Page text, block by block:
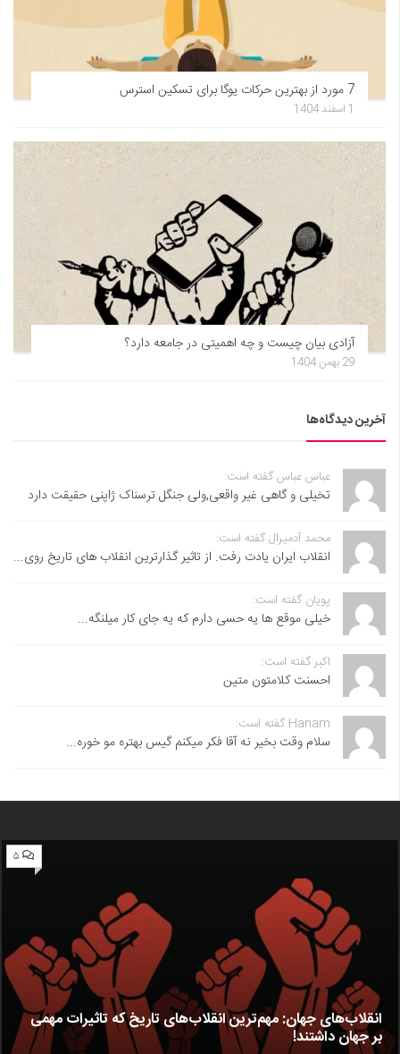
7 مورد از بهترین حرکات یوگا برای تسکین استرس
1 اسفند 1404
آزادی بیان چیست و چه اهمیتی در جامعه دارد؟
29 بهمن 1404
آخرین دیدگاه‌ها
عباس عباس گفته است:
تخیلی و گاهی غیر واقعی,ولی جنگل ترسناک ژاپنی حقیقت دارد
محمد آدمیرال گفته است:
انقلاب ایران یادت رفت. از تاثیر گذارترین انقلاب های تاریخ روی...
پویان گفته است:
خیلی موقع ها یه حسی دارم که یه جای کار میلنگه...
اکبر گفته است:
احسنت ‌کلامتون متین
Hanam گفته است:
سلام وقت بخیر نه آقا فکر میکنم گیس بهتره مو خوره...
۵
انقلاب‌های جهان: مهم‌ترین انقلاب‌های تاریخ که تاثیرات مهمی
بر جهان داشتند!